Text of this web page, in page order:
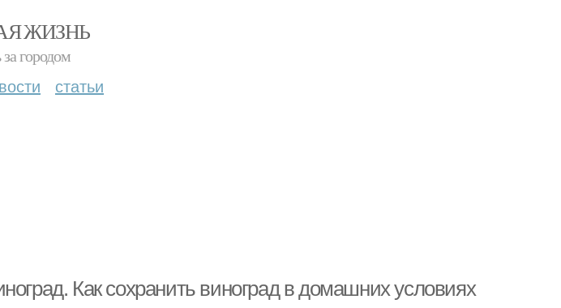
ЖИЗНЬ
городом
статьи
Как сохранить виноград в домашних условиях